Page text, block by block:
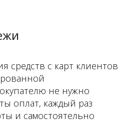
средств с карт клиентов
не нужно
оплат, каждый раз
и самостоятельно